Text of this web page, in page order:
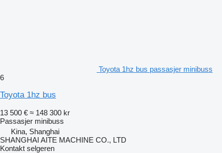
Toyota 1hz bus passasjer minibuss
6
Toyota 1hz bus
13 500 € ≈ 148 300 kr
Passasjer minibuss
Kina, Shanghai
SHANGHAI AITE MACHINE CO., LTD
Kontakt selgeren